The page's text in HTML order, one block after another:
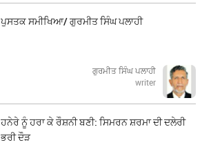
ਪੁਸਤਕ ਸਮੀਖਿਆ/ ਗੁਰਮੀਤ ਸਿੰਘ ਪਲਾਹੀ
ਗੁਰਮੀਤ ਸਿੰਘ ਪਲਾਹੀ
writer
ਹਨੇਰੇ ਨੂੰ ਹਰਾ ਕੇ ਰੌਸ਼ਨੀ ਬਣੀ: ਸਿਮਰਨ ਸ਼ਰਮਾ ਦੀ ਦਲੇਰੀ
ਭਰੀ ਦੌੜ